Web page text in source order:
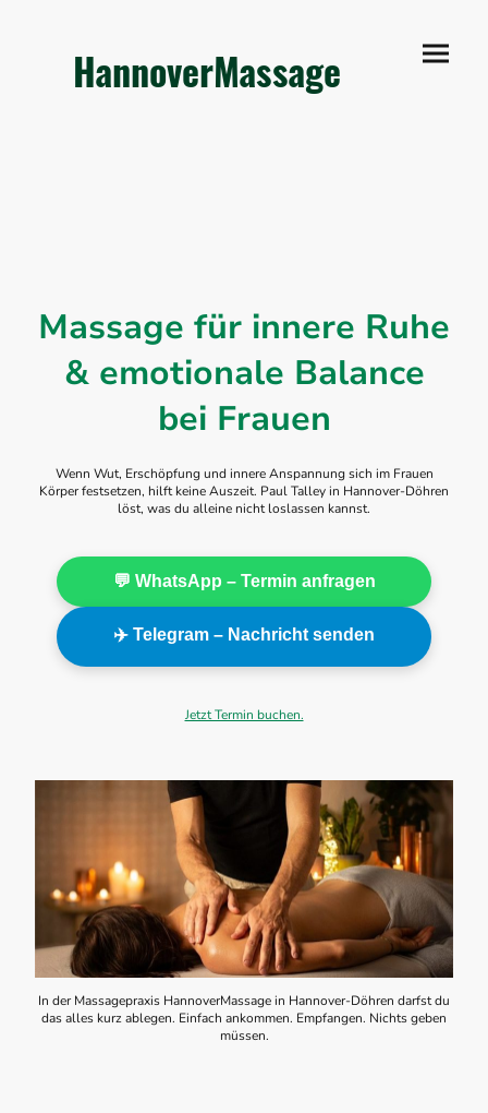
HannoverMassage
Massage für innere Ruhe
& emotionale Balance
bei Frauen
Wenn Wut, Erschöpfung und innere Anspannung sich im Frauen
Körper festsetzen, hilft keine Auszeit. Paul Talley in Hannover-Döhren
löst, was du alleine nicht loslassen kannst.
💬 WhatsApp – Termin anfragen
✈️ Telegram – Nachricht senden
Jetzt Termin buchen.
In der Massagepraxis HannoverMassage in Hannover-Döhren darfst du
das alles kurz ablegen. Einfach ankommen. Empfangen. Nichts geben
müssen.